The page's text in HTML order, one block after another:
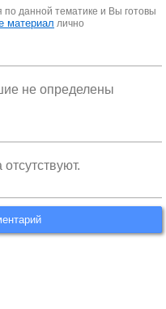
данной тематике и Вы готовы
материал лично
не определены